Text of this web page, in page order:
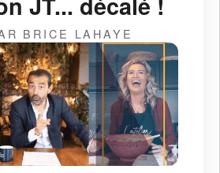
BRICE LAHAYE